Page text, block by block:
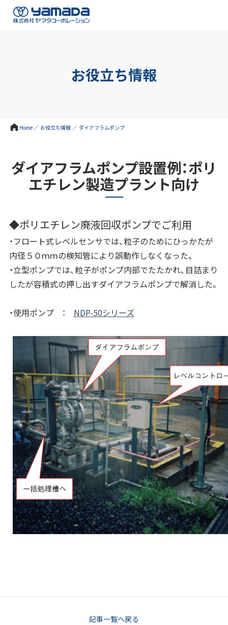
お役立ち情報
Home ／ お役立ち情報 ／ ダイアフラムポンプ
ダイアフラムポンプ設置例：ポリ
エチレン製造プラント向け
◆ポリエチレン廃液回収ポンプでご利用
・フロート式レベルセンサでは、粒子のためにひっかたが
内径５０ｍｍの検知管により誤動作しなくなった。
・立型ポンプでは、粒子がポンプ内部でたたかれ、目詰まり
したが容積式の押し出すダイアフラムポンプで解消した。
・使用ポンプ ： NDP-50シリーズ
記事一覧へ戻る